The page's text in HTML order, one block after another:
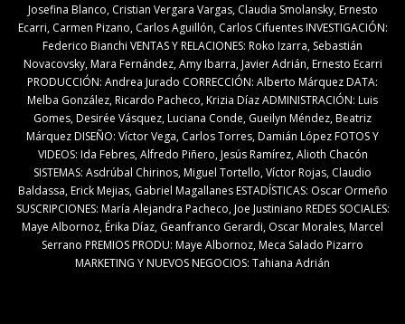
Josefina Blanco, Cristian Vergara Vargas, Claudia Smolansky, Ernesto
Ecarri, Carmen Pizano, Carlos Aguillón, Carlos Cifuentes INVESTIGACIÓN:
Federico Bianchi VENTAS Y RELACIONES: Roko Izarra, Sebastián
Novacovsky, Mara Fernández, Amy Ibarra, Javier Adrián, Ernesto Ecarri
PRODUCCIÓN: Andrea Jurado CORRECCIÓN: Alberto Márquez DATA:
Melba González, Ricardo Pacheco, Krizia Díaz ADMINISTRACIÓN: Luis
Gomes, Desirée Vásquez, Luciana Conde, Gueilyn Méndez, Beatriz
Márquez DISEÑO: Víctor Vega, Carlos Torres, Damián López FOTOS Y
VIDEOS: Ida Febres, Alfredo Piñero, Jesús Ramírez, Alioth Chacón
SISTEMAS: Asdrúbal Chirinos, Miguel Tortello, Víctor Rojas, Claudio
Baldassa, Erick Mejias, Gabriel Magallanes ESTADÍSTICAS: Oscar Ormeño
SUSCRIPCIONES: María Alejandra Pacheco, Joe Justiniano REDES SOCIALES:
Maye Albornoz, Érika Díaz, Geanfranco Gerardi, Oscar Morales, Marcel
Serrano PREMIOS PRODU: Maye Albornoz, Meca Salado Pizarro
MARKETING Y NUEVOS NEGOCIOS: Tahiana Adrián